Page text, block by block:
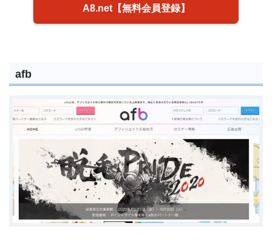
A8.net【無料会員登録】
afb